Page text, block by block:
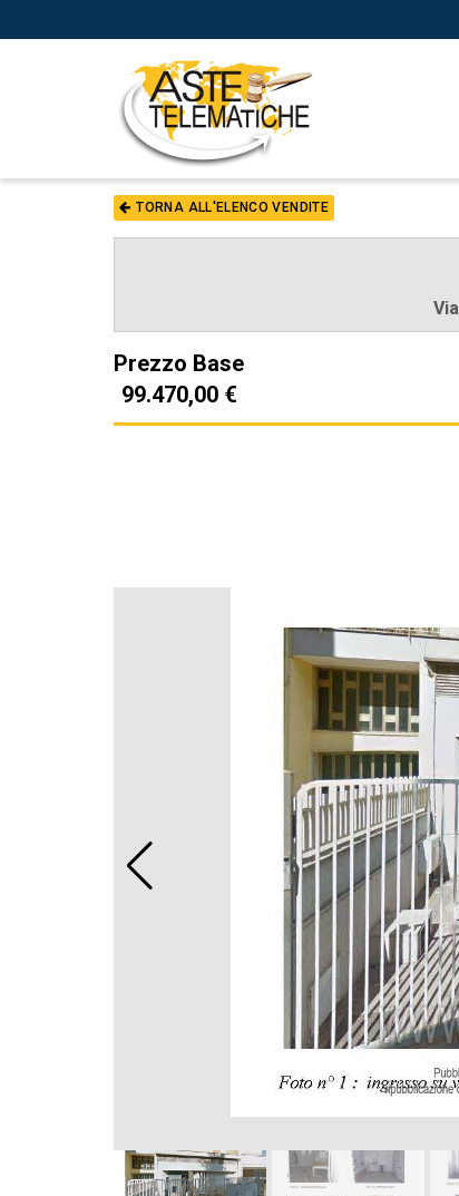
TORNA ALL'ELENCO VENDITE
Prezzo Base
99.470,00 €